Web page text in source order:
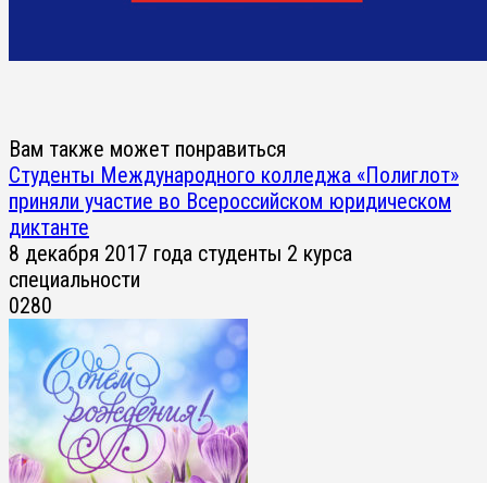
Вам также может понравиться
Студенты Международного колледжа «Полиглот»
приняли участие во Всероссийском юридическом
диктанте
8 декабря 2017 года студенты 2 курса
специальности
0280